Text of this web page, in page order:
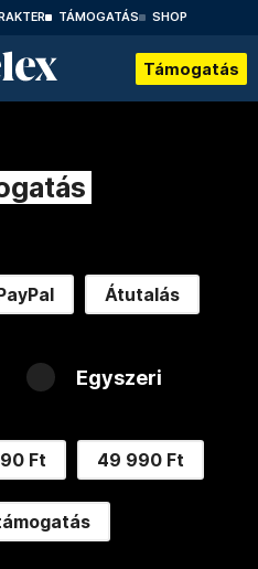
TÁMOGATÁS SHOP
Támogatás
Átutalás
Egyszeri
Ft 49 990 Ft